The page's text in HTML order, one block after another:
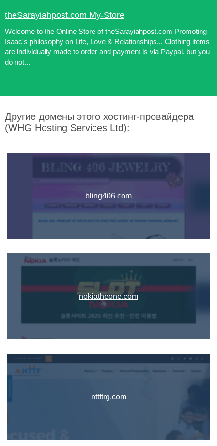
theSarayiahpost.com My-Store
Welcome to the Online Store of theSarayiahpost.com Promoting
Isaac's philosophy on Life, Love & Relationships... Clothing items
are individually made to order and payment is via Paypal, but you
do not...
Другие домены этого хостинг-провайдера
(WHG Hosting Services Ltd):
bling406.com
nokiatheone.com
nttftrg.com